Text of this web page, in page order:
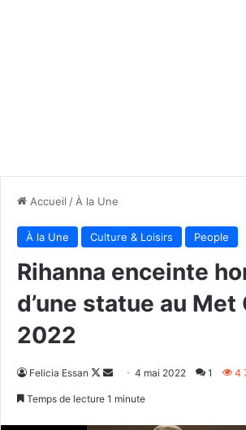
Accueil / À la Une
À la Une Culture & Loisirs People
Rihanna enceinte
d’une statue au Met
2022
Felicia Essan
Follow
Envoyer4 mai 2022 1 4
Temps de lecture 1 minute